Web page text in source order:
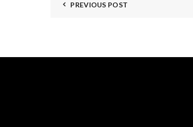
PREVIOUS POST